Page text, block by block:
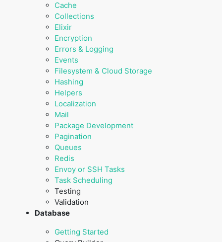
Cache
Collections
Elixir
Encryption
Errors & Logging
Events
Filesystem & Cloud Storage
Hashing
Helpers
Localization
Mail
Package Development
Pagination
Queues
Redis
Envoy or SSH Tasks
Task Scheduling
Testing
Validation
Database
Getting Started